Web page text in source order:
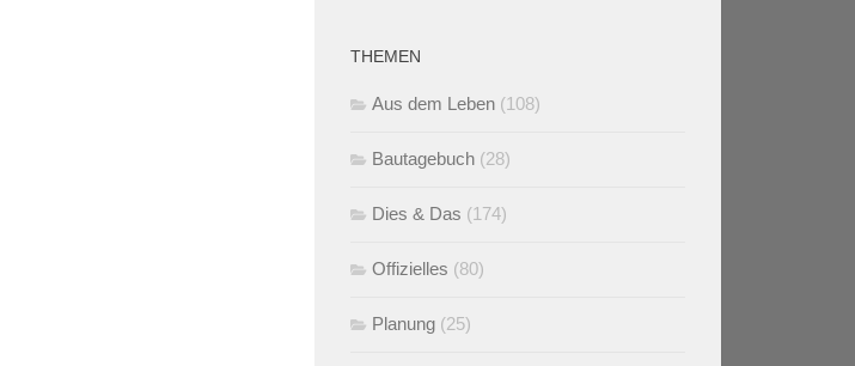
THEMEN
Aus dem Leben (108)
Bautagebuch (28)
Dies & Das (174)
Offizielles (80)
Planung (25)